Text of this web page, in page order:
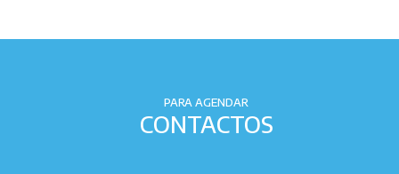
PARA AGENDAR
CONTACTOS